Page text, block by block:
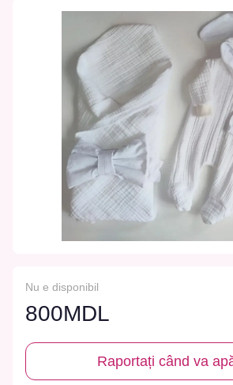
Nu e disponibil
800MDL
Raportați când va